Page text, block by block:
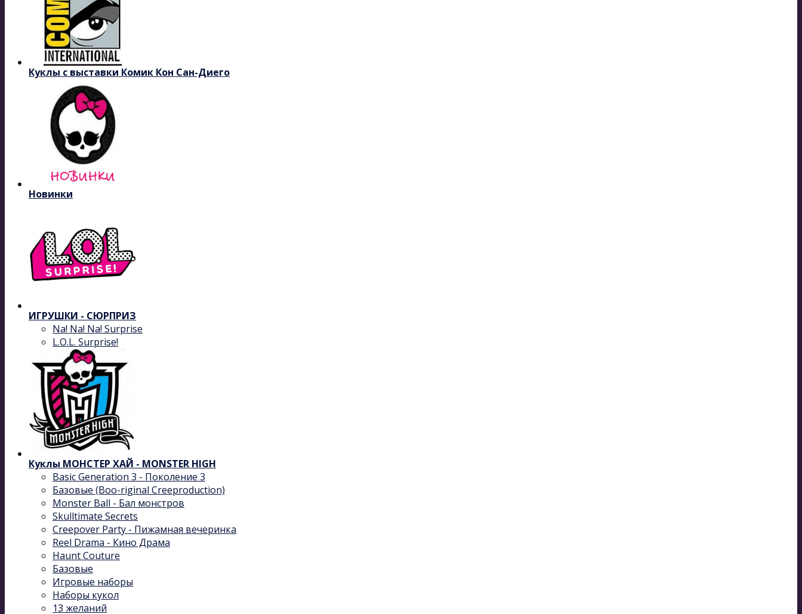
Куклы с выставки Комик Кон Сан-Диего
Новинки
ИГРУШКИ - СЮРПРИЗ
Na! Na! Na! Surprise
L.O.L. Surprise!
Куклы МОНСТЕР ХАЙ - MONSTER HIGH
Basic Generation 3 - Поколение 3
Базовые (Boo-riginal Creeproduction)
Monster Ball - Бал монстров
Skulltimate Secrets
Creepover Party - Пижамная вечеринка
Reel Drama - Кино Драма
Haunt Couture
Базовые
Игровые наборы
Наборы кукол
13 желаний